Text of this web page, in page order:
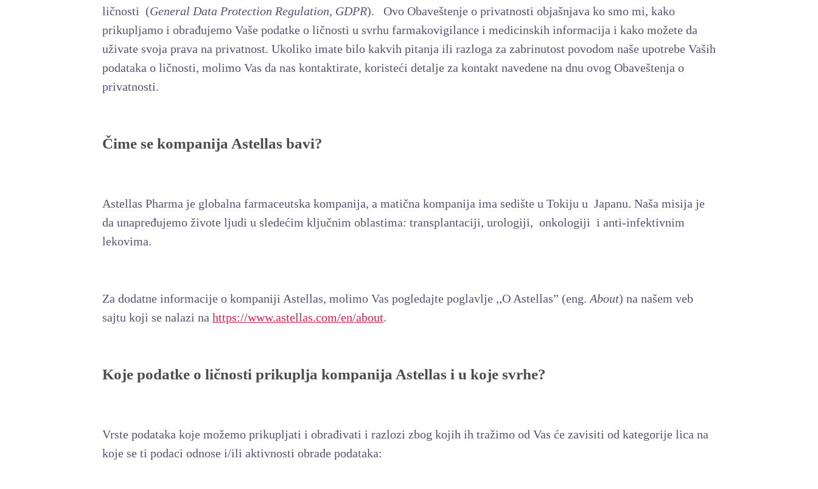
ličnosti (General Data Protection Regulation, GDPR). Ovo Obaveštenje o privatnosti objašnjava ko smo mi, kako
prikupljamo i obrađujemo Vaše podatke o ličnosti u svrhu farmakovigilance i medicinskih informacija i kako možete da
uživate svoja prava na privatnost. Ukoliko imate bilo kakvih pitanja ili razloga za zabrinutost povodom naše upotrebe Vaših
podataka o ličnosti, molimo Vas da nas kontaktirate, koristeći detalje za kontakt navedene na dnu ovog Obaveštenja o
privatnosti.
Čime se kompanija Astellas bavi?
Astellas Pharma je globalna farmaceutska kompanija, a matična kompanija ima sedište u Tokiju u Japanu. Naša misija je
da unapređujemo živote ljudi u sledećim ključnim oblastima: transplantaciji, urologiji, onkologiji i anti-infektivnim
lekovima.
Za dodatne informacije o kompaniji Astellas, molimo Vas pogledajte poglavlje ,,O Astellas” (eng. About) na našem veb
sajtu koji se nalazi na https://www.astellas.com/en/about.
Koje podatke o ličnosti prikuplja kompanija Astellas i u koje svrhe?
Vrste podataka koje možemo prikupljati i obrađivati i razlozi zbog kojih ih tražimo od Vas će zavisiti od kategorije lica na
koje se ti podaci odnose i/ili aktivnosti obrade podataka: